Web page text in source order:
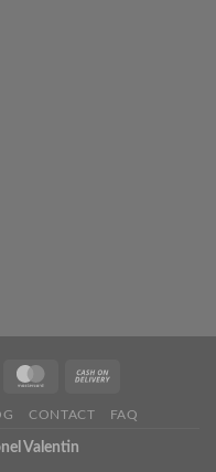
CONTACT FAQ
Valentin